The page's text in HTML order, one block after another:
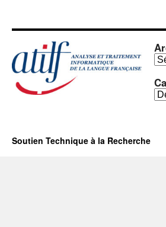
Soutien Technique à la Recherche